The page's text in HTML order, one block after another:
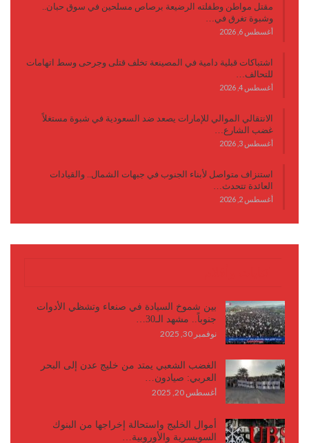
مقتل مواطن وطفلته الرضيعة برصاص مسلحين في سوق حبان..
وشبوة تغرق في…
أغسطس 6, 2026
اشتباكات قبلية دامية في المصينعة تخلف قتلى وجرحى وسط اتهامات
للتحالف…
أغسطس 4, 2026
الانتقالي الموالي للإمارات يصعد ضد السعودية في شبوة مستغلاً
غضب الشارع…
أغسطس 3, 2026
استنزاف متواصل لأبناء الجنوب في جبهات الشمال.. والقيادات
العائدة تتحدث…
أغسطس 2, 2026
بين شموخ السيادة في صنعاء وتشظي الأدوات
جنوباً.. مشهد الـ30…
نوفمبر 30, 2025
الغضب الشعبي يمتد من خليج عدن إلى البحر
العربي: صيادون…
أغسطس 20, 2025
أموال الخليج واستحالة إخراجها من البنوك
السويسرية والأوروبية…